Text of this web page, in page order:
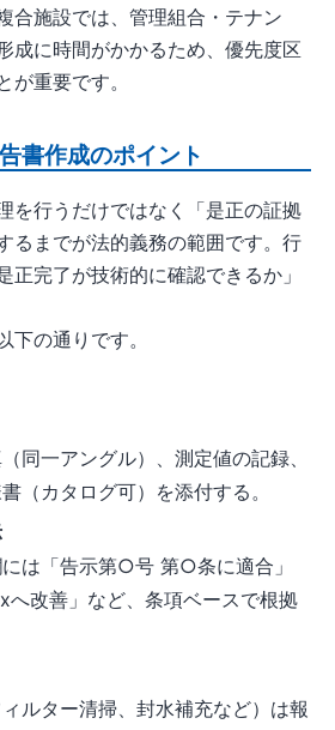
合施設では、管理組合・テナン
成に時間がかかるため、優先度区
が重要です。
書作成のポイント
を行うだけではなく「是正の証拠
るまでが法的義務の範囲です。行
正完了が技術的に確認できるか」
下の通りです。
同一アングル）、測定値の記録、
（カタログ可）を添付する。
は「告示第○号 第○条に適合」
改善」など、条項ベースで根拠
ルター清掃、封水補充など）は報